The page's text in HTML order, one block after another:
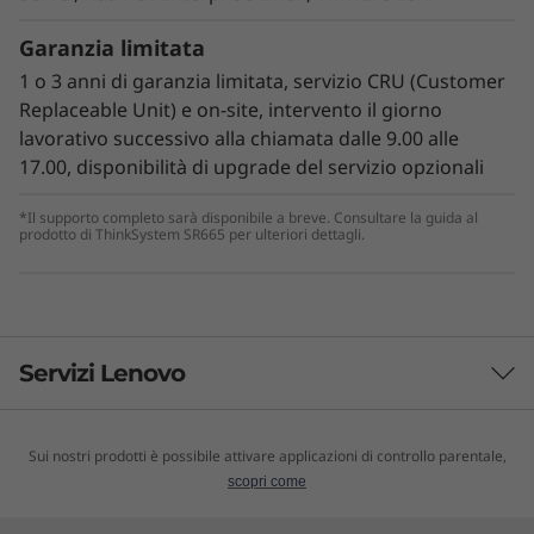
Gestione innovativa
La piattaforma ThinkSystem SR665 utilizza una
combinazione di funzionalità di gestione della
sicurezza ThinkShield e di funzionalitàLenovo
Services, per facilitare e rendere più sicura
l’implementazione, la gestione e la
unitamente a XClarity Administrator offre una
Garanzia limitata
1 o 3 anni di garanzia limitata, servizio CRU (Customer
Replaceable Unit) e on-site, intervento il giorno
lavorativo successivo alla chiamata dalle 9.00 alle
17.00, disponibilità di upgrade del servizio opzionali
*Il supporto completo sarà disponibile a breve. Consultare la guida al
prodotto di ThinkSystem SR665 per ulteriori dettagli.
Servizi Lenovo
Servizi d’infrastruttura TruScale
Sui nostri prodotti è possibile attivare applicazioni di controllo parentale,
scopri come